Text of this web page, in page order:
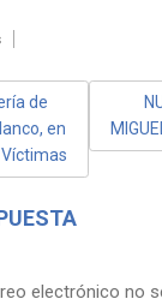
de
en
electrónico no